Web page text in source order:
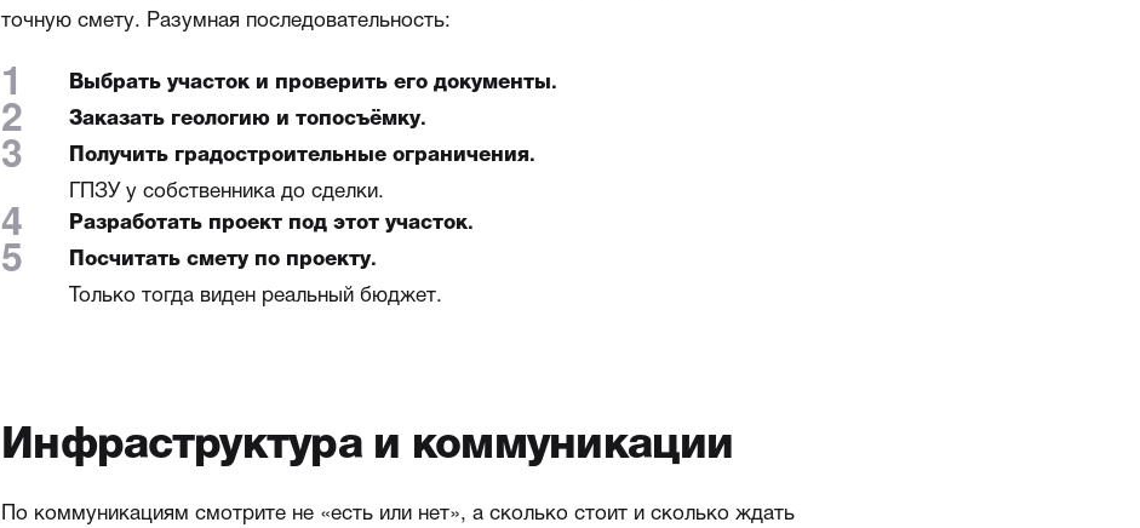
точную смету. Разумная последовательность:
Выбрать участок и проверить его документы.
Заказать геологию и топосъёмку.
Получить градостроительные ограничения.
ГПЗУ у собственника до сделки.
Разработать проект под этот участок.
Посчитать смету по проекту.
Только тогда виден реальный бюджет.
Инфраструктура и коммуникации
По коммуникациям смотрите не «есть или нет», а сколько стоит и сколько ждать